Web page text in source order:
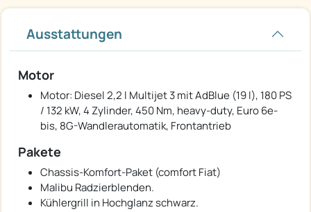
Ausstattungen
Motor
Motor: Diesel 2,2 l Multijet 3 mit AdBlue (19 l), 180 PS
/ 132 kW, 4 Zylinder, 450 Nm, heavy-duty, Euro 6e-
bis, 8G-Wandlerautomatik, Frontantrieb
Pakete
Chassis-Komfort-Paket (comfort Fiat)
Malibu Radzierblenden.
Kühlergrill in Hochglanz schwarz.